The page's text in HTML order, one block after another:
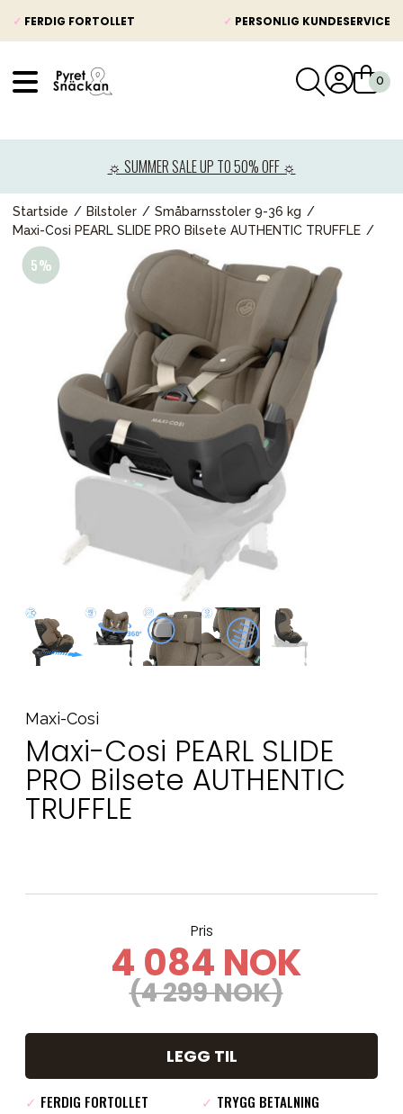
✓ FERDIG FORTOLLET ✓ PERSONLIG KUNDESERVICE
☼ SUMMER SALE UP TO 50% OFF ☼
Startside Bilstoler
Småbarnsstoler 9-36 kg
Maxi-Cosi PEARL SLIDE PRO Bilsete AUTHENTIC TRUFFLE
Maxi-Cosi
Maxi-Cosi PEARL SLIDE
PRO Bilsete AUTHENTIC
TRUFFLE
Pris
4 084 NOK
(4 299 NOK)
LEGG TIL
✓ FERDIG FORTOLLET ✓ TRYGG BETALNING
Barnevogner
Bilstol
Babypakke
Barn og baby
Leker og spill
Mamma & Pappa
Møbler & seng
Tilbehør
Reservedeler
Kampanjer
Tips om gaver
Våre favoritter
Varemerker
Sol og bading Outlet
Veiledning
Kontakt oss på